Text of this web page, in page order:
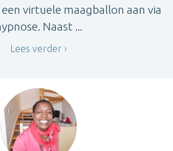
virtuele maagballon aan via
Naast ...
Lees verder